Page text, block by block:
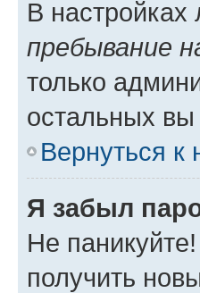
В
пребывание
только
остальных
Вернуться к
Я забыл
Не
получить